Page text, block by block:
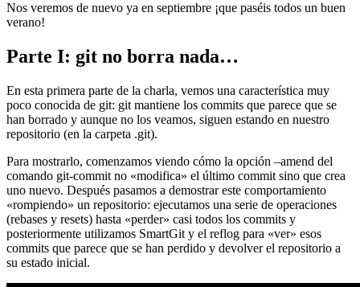
Nos veremos de nuevo ya en septiembre ¡que paséis todos un buen
verano!
Parte I: git no borra nada…
En esta primera parte de la charla, vemos una característica muy
poco conocida de git: git mantiene los commits que parece que se
han borrado y aunque no los veamos, siguen estando en nuestro
repositorio (en la carpeta .git).
Para mostrarlo, comenzamos viendo cómo la opción –amend del
comando git-commit no «modifica» el último commit sino que crea
uno nuevo. Después pasamos a demostrar este comportamiento
«rompiendo» un repositorio: ejecutamos una serie de operaciones
(rebases y resets) hasta «perder» casi todos los commits y
posteriormente utilizamos SmartGit y el reflog para «ver» esos
commits que parece que se han perdido y devolver el repositorio a
su estado inicial.